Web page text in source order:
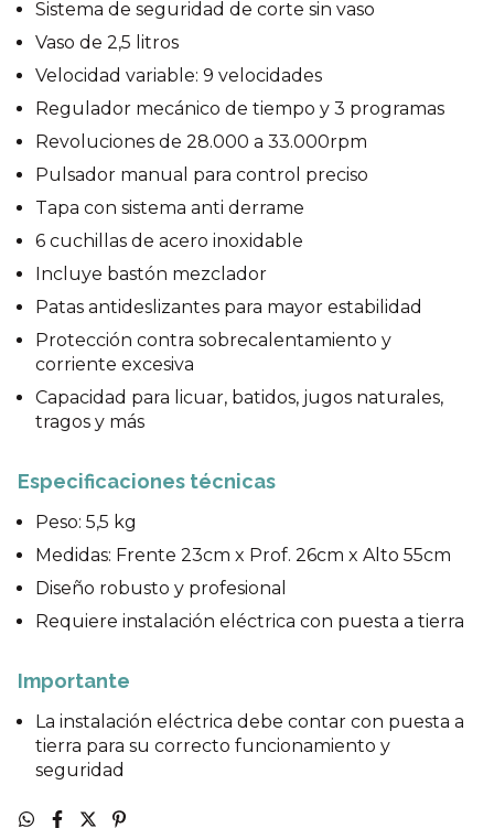
Sistema de seguridad de corte sin vaso
Vaso de 2,5 litros
Velocidad variable: 9 velocidades
Regulador mecánico de tiempo y 3 programas
Revoluciones de 28.000 a 33.000rpm
Pulsador manual para control preciso
Tapa con sistema anti derrame
6 cuchillas de acero inoxidable
Incluye bastón mezclador
Patas antideslizantes para mayor estabilidad
Protección contra sobrecalentamiento y
corriente excesiva
Capacidad para licuar, batidos, jugos naturales,
tragos y más
Especificaciones técnicas
Peso: 5,5 kg
Medidas: Frente 23cm x Prof. 26cm x Alto 55cm
Diseño robusto y profesional
Requiere instalación eléctrica con puesta a tierra
Importante
La instalación eléctrica debe contar con puesta a
tierra para su correcto funcionamiento y
seguridad